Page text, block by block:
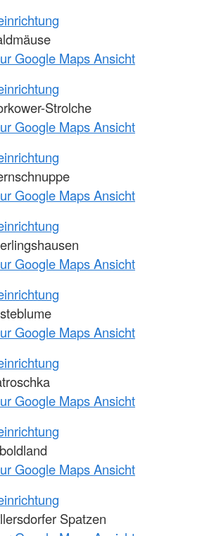
Google Maps Ansicht
Strolche
Google Maps Ansicht
Google Maps Ansicht
Google Maps Ansicht
Google Maps Ansicht
Google Maps Ansicht
Google Maps Ansicht
Spatzen